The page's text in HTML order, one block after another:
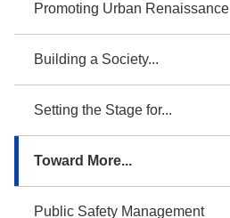
Promoting Urban Renaissance
Building a Society...
Setting the Stage for...
Toward More...
Public Safety Management